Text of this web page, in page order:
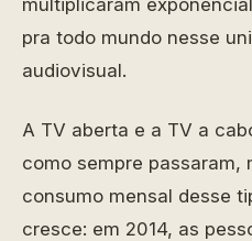
multiplicaram
pra todo mundo nesse
audiovisual.
A TV aberta e a TV a
como sempre passaram,
consumo mensal desse
cresce: em 2014, as